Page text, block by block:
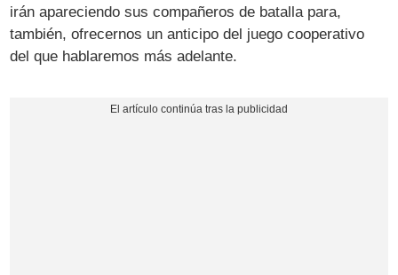
irán apareciendo sus compañeros de batalla para,
también, ofrecernos un anticipo del juego cooperativo
del que hablaremos más adelante.